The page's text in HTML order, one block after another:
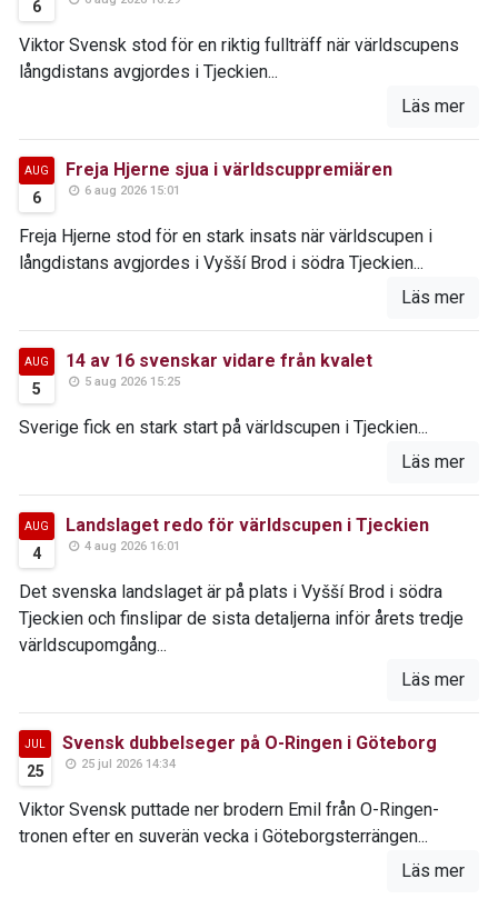
6
Viktor Svensk stod för en riktig fullträff när världscupens
långdistans avgjordes i Tjeckien...
Läs mer
AUG
6
Freja Hjerne sjua i världscuppremiären
6 aug 2026 15:01
Freja Hjerne stod för en stark insats när världscupen i
långdistans avgjordes i Vyšší Brod i södra Tjeckien...
Läs mer
AUG
5
14 av 16 svenskar vidare från kvalet
5 aug 2026 15:25
Sverige fick en stark start på världscupen i Tjeckien...
Läs mer
AUG
4
Landslaget redo för världscupen i Tjeckien
4 aug 2026 16:01
Det svenska landslaget är på plats i Vyšší Brod i södra
Tjeckien och finslipar de sista detaljerna inför årets tredje
världscupomgång...
Läs mer
JUL
25
Svensk dubbelseger på O-Ringen i Göteborg
25 jul 2026 14:34
Viktor Svensk puttade ner brodern Emil från O-Ringen-
tronen efter en suverän vecka i Göteborgsterrängen...
Läs mer